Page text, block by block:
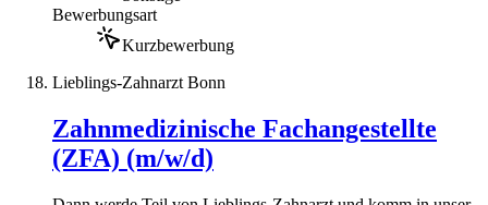
Bewerbungsart
Kurzbewerbung
Lieblings-Zahnarzt Bonn
Zahnmedizinische Fachangestellte
(ZFA) (m/w/d)